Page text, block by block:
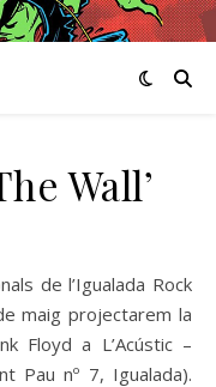
Wall’
maig projectarem la
Floyd a L’Acústic –
Pau nº 7, Igualada).